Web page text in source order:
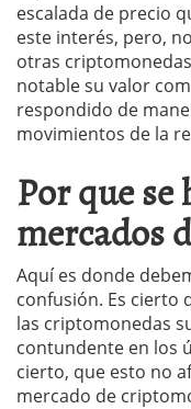
escalada de precio
este interés, pero,
otras
notable su valor
respondido de
movimientos de la
Por que
mercados
Aquí es donde
confusión. Es cierto
las criptomonedas
contundente en los
cierto, que esto no
mercado de